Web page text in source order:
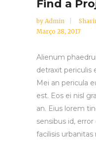
Find a
by Admin
Março 28, 2017
Alienum
detraxit periculis
Mei an pericula
est. Eos ei nisl
an. Eius lorem
sensibus id,
facilisis urbanitas